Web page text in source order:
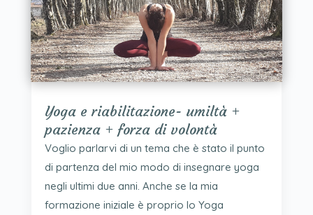
Yoga e riabilitazione- umiltà +
pazienza + forza di volontà
Voglio parlarvi di un tema che è stato il punto
di partenza del mio modo di insegnare yoga
negli ultimi due anni. Anche se la mia
formazione iniziale è proprio lo Yoga